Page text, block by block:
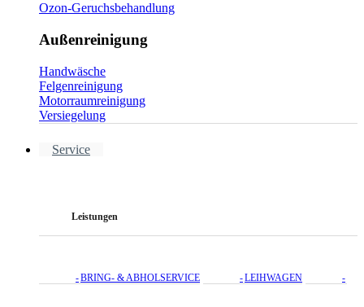
Ozon-Geruchsbehandlung
Außenreinigung
Handwäsche
Felgenreinigung
Motorraumreinigung
Versiegelung
Service
Leistungen
BRING- & ABHOLSERVICE LEIHWAGEN